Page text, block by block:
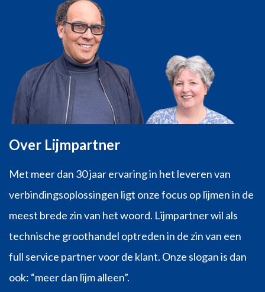
Over Lijmpartner
Met meer dan 30 jaar ervaring in het leveren van
verbindingsoplossingen ligt onze focus op lijmen in de
meest brede zin van het woord. Lijmpartner wil als
technische groothandel optreden in de zin van een
full service partner voor de klant. Onze slogan is dan
ook: “meer dan lijm alleen”.